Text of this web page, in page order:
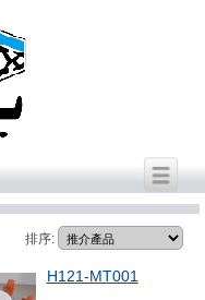
排序:
H121-MT001